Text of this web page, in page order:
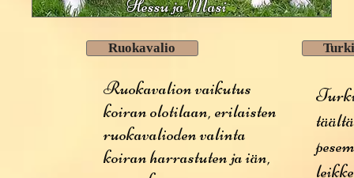
Hessu ja Masi
Ruokavalio
Ruokavalion vaikutus
koiran olotilaan, erilaisten
ruokavalioden valinta
koiran harrastuten ja iän,